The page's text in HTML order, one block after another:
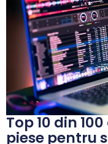
Top 10 din
piese pentru